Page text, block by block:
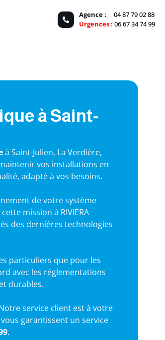
Agence :
04 87 79 02 88
Urgences : 06 67 34 74 99
à Saint-
à Saint-Julien, La Verdière,
vos installations en
adapté à vos besoins.
de votre système
mission à RIVIERA
des dernières technologies
particuliers que pour les
avec les réglementations
durables.
Notre service client est à votre
garantissent un service
.